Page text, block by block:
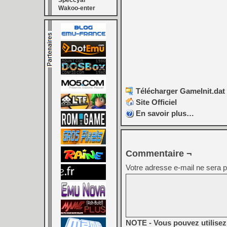
Wakoo-enter
Télécharger GameInit.dat
Site Officiel
En savoir plus…
Commentaire ¬
Votre adresse e-mail ne sera
NOTE - Vous pouvez